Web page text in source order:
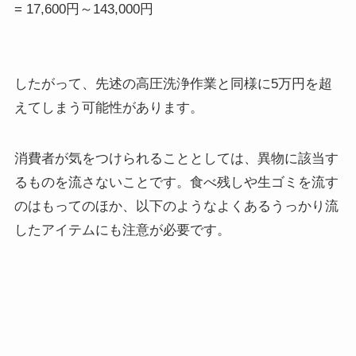
= 17,600円～143,000円
したがって、先述の高圧洗浄作業と同様に5万円を超
えてしまう可能性があります。
消費者が気をつけられることとしては、異物に該当す
るものを流さないことです。食べ残しや生ゴミを流す
のはもってのほか、以下のようなよくあるうっかり流
したアイテムにも注意が必要です。